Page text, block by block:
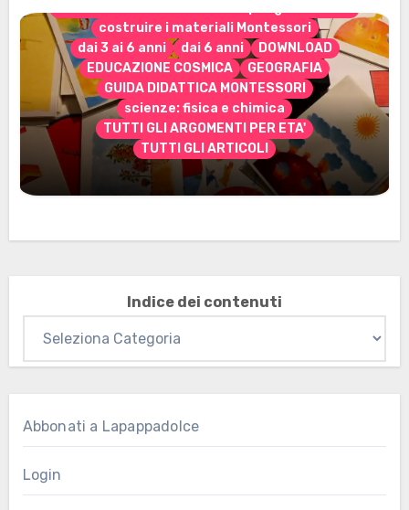
costruire i materiali Montessori
dai 3 ai 6 anni
dai 6 anni
DOWNLOAD
EDUCAZIONE COSMICA
GEOGRAFIA
GUIDA DIDATTICA MONTESSORI
scienze: fisica e chimica
TUTTI GLI ARGOMENTI PER ETA'
TUTTI GLI ARTICOLI
Marzo 2026: nuovi materiali stampabili
per gli abbonati
Indice dei contenuti
Abbonati a Lapappadolce
Login